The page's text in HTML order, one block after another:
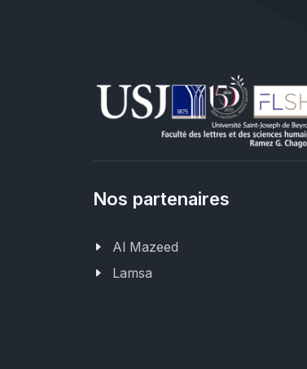
Nos partenaires
Al Mazeed
Lamsa